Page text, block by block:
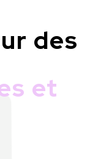
des
et